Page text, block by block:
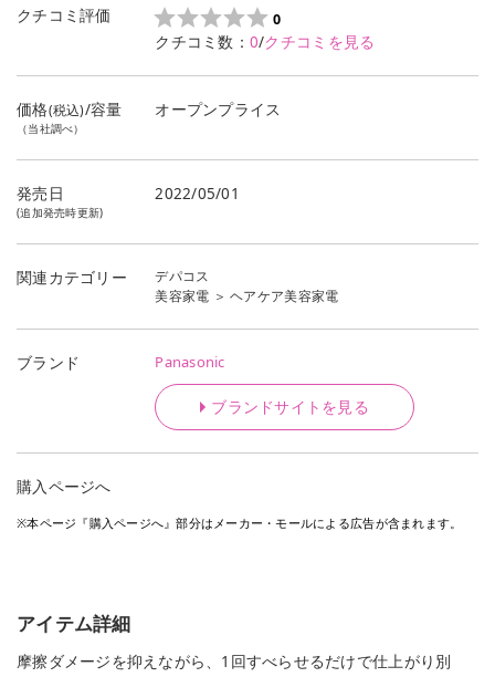
クチコミ評価 0
クチコミ数： 0/クチコミを見る
価格(税込)/容量
（当社調べ）
オープンプライス
発売日
(追加発売時更新)
2022/05/01
関連カテゴリー
デパコス
美容家電 ＞ヘアケア美容家電
ブランド Panasonic
ブランドサイトを見る
購入ページへ
※本ページ『購入ページへ』部分はメーカー・モールによる広告が含まれます。
アイテム詳細
摩擦ダメージを抑えながら、1回すべらせるだけで仕上がり別